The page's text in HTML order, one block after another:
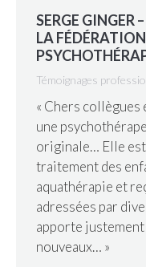
SERGE GINGER
LA
Témoignages
« Chers collègues
une
originale… Elle
traitement des
aquathérapie et
adressées par
apporte
nouveaux… »